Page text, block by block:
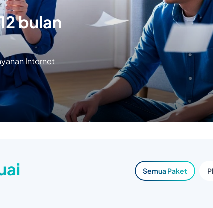
bulan
Internet
Semua Paket